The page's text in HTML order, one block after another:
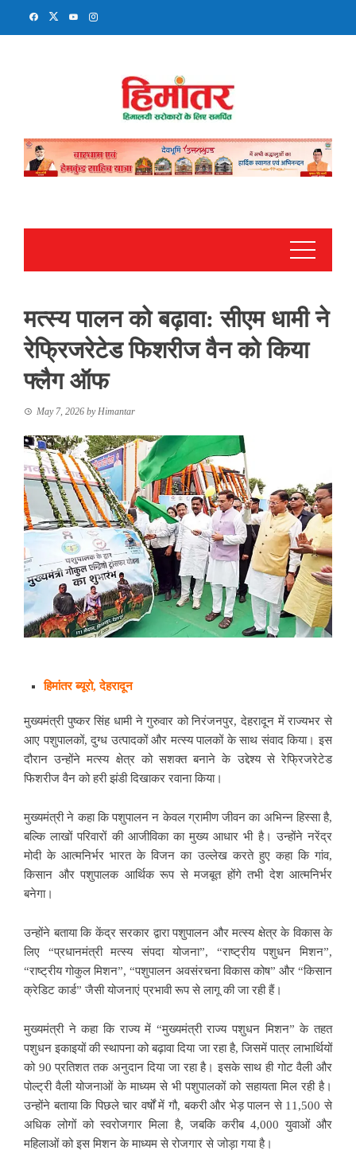
मत्स्य पालन को बढ़ावा: सीएम धामी ने
रेफ्रिजरेटेड फिशरीज वैन को किया
फ्लैग ऑफ
May 7, 2026 byHimantar
हिमांतर ब्यूरो, देहरादून
मुख्यमंत्री पुष्कर सिंह धामी ने गुरुवार को निरंजनपुर, देहरादून में राज्यभर से
आए पशुपालकों, दुग्ध उत्पादकों और मत्स्य पालकों के साथ संवाद किया। इस
दौरान उन्होंने मत्स्य क्षेत्र को सशक्त बनाने के उद्देश्य से रेफ्रिजरेटेड
फिशरीज वैन को हरी झंडी दिखाकर रवाना किया।
मुख्यमंत्री ने कहा कि पशुपालन न केवल ग्रामीण जीवन का अभिन्न हिस्सा है,
बल्कि लाखों परिवारों की आजीविका का मुख्य आधार भी है। उन्होंने नरेंद्र
मोदी के आत्मनिर्भर भारत के विजन का उल्लेख करते हुए कहा कि गांव,
किसान और पशुपालक आर्थिक रूप से मजबूत होंगे तभी देश आत्मनिर्भर
बनेगा।
उन्होंने बताया कि केंद्र सरकार द्वारा पशुपालन और मत्स्य क्षेत्र के विकास के
लिए “प्रधानमंत्री मत्स्य संपदा योजना”, “राष्ट्रीय पशुधन मिशन”,
“राष्ट्रीय गोकुल मिशन”, “पशुपालन अवसंरचना विकास कोष” और “किसान
क्रेडिट कार्ड” जैसी योजनाएं प्रभावी रूप से लागू की जा रही हैं।
मुख्यमंत्री ने कहा कि राज्य में “मुख्यमंत्री राज्य पशुधन मिशन” के तहत
पशुधन इकाइयों की स्थापना को बढ़ावा दिया जा रहा है, जिसमें पात्र लाभार्थियों
को 90 प्रतिशत तक अनुदान दिया जा रहा है। इसके साथ ही गोट वैली और
पोल्ट्री वैली योजनाओं के माध्यम से भी पशुपालकों को सहायता मिल रही है।
उन्होंने बताया कि पिछले चार वर्षों में गौ, बकरी और भेड़ पालन से 11,500 से
अधिक लोगों को स्वरोजगार मिला है, जबकि करीब 4,000 युवाओं और
महिलाओं को इस मिशन के माध्यम से रोजगार से जोड़ा गया है।